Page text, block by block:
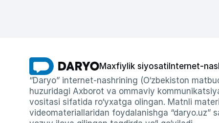
Maxfiylik siyosati Internet-
“Daryo” internet-nashrining (O‘zbekiston
huzuridagi Axborot va ommaviy
vositasi sifatida ro‘yxatga olingan. Matnli
videomateriallaridan foydalanishga “daryo.uz”